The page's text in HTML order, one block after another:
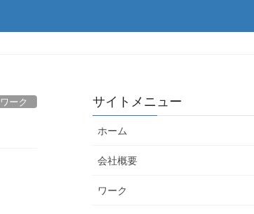
ワーク サイトメニュー
ホーム
会社概要
ワーク